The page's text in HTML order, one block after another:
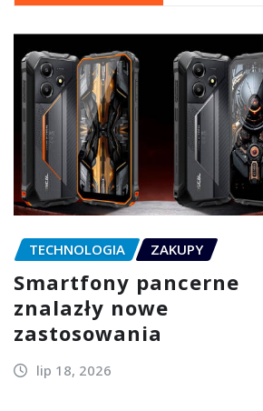
TECHNOLOGIA ZAKUPY
Smartfony pancerne
znalazły nowe
zastosowania
lip 18, 2026